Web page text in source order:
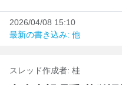
2026/04/08 15:10
最新の書き込み: 他
スレッド作成者: 桂